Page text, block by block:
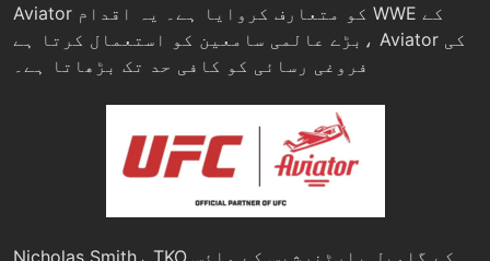
Aviator کو متعارف کروایا ہے۔ یہ اقدام WWE کے
بڑے عالمی سامعین کو استعمال کرتا ہے، Aviator کی
فروغی رسائی کو کافی حد تک بڑھاتا ہے۔